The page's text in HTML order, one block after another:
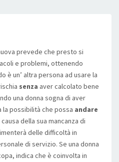
prevede che presto si
e problemi, ottenendo
è un’ altra persona ad usare la
senza aver calcolato bene
una donna sogna di aver
possibilità che possa andare
della sua mancanza di
delle difficoltà in
di servizio. Se una donna
indica che è coinvolta in